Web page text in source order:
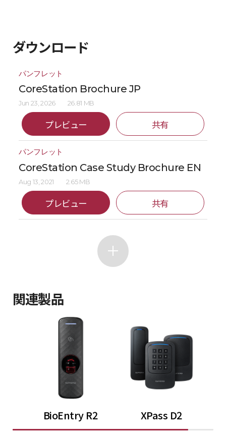
ダウンロード
パンフレット
CoreStation Brochure JP
Jun 23, 2026 26.81 MB
プレビュー 共有
パンフレット
CoreStation Case Study Brochure EN
Aug 13, 2021 2.65 MB
プレビュー 共有
関連製品
BioEntry R2 XPass D2